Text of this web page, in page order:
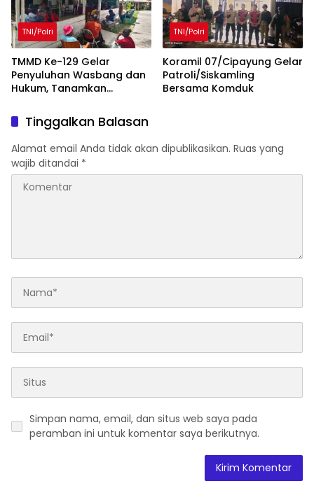
TNI/Polri
TMMD Ke-129 Gelar
Penyuluhan Wasbang dan
Hukum, Tanamkan
serta Taat Aturan di
Kampung Sesor
TNI/Polri
Koramil 07/Cipayung Gelar
Patroli/Siskamling
Bersama Komduk
Tinggalkan Balasan
Alamat email Anda tidak akan dipublikasikan. Ruas yang
wajib ditandai *
Simpan nama, email, dan situs web saya pada
peramban ini untuk komentar saya berikutnya.